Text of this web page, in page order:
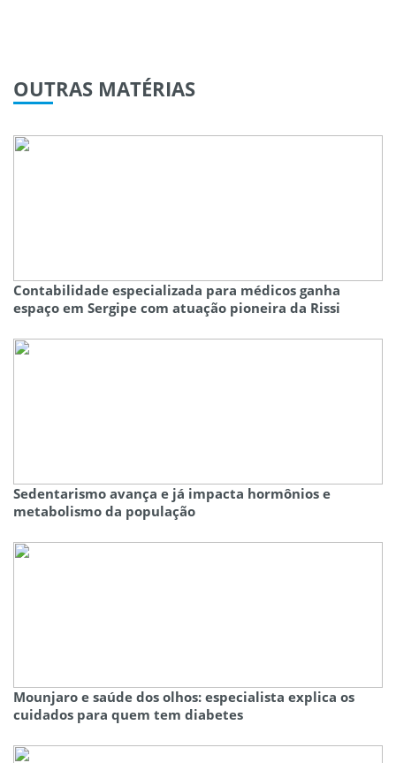
OUTRAS MATÉRIAS
Contabilidade especializada para médicos ganha
espaço em Sergipe com atuação pioneira da Rissi
Sedentarismo avança e já impacta hormônios e
metabolismo da população
Mounjaro e saúde dos olhos: especialista explica os
cuidados para quem tem diabetes